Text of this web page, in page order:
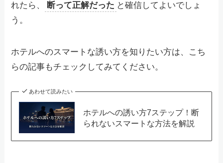
れたら、
断って正解だった と確信してよいでしょ
う。
ホテルへのスマートな誘い方を知りたい方は、こち
らの記事もチェックしてみてください。
あわせて読みたい
ホテルへの誘い方7ステップ！断
られないスマートな方法を解説